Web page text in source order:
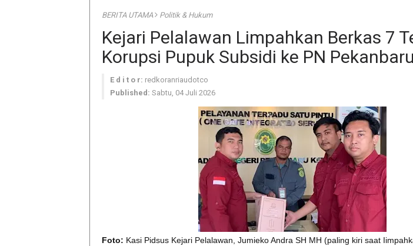
BERITA UTAMA Politik & Hukum
Kejari Pelalawan Limpahkan Berkas 7
Korupsi Pupuk Subsidi ke PN Pekanbaru
E d i t o r: redkoranriaudotco
Published: Sabtu, 04 Juli 2026
Foto: Kasi Pidsus Kejari Pelalawan, Jumieko Andra SH MH (paling kiri saat